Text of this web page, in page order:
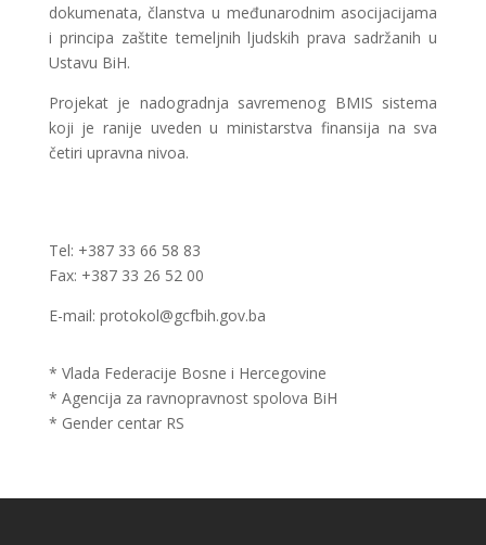
dokumenata, članstva u međunarodnim asocijacijama
i principa zaštite temeljnih ljudskih prava sadržanih u
Ustavu BiH.
Projekat je nadogradnja savremenog BMIS sistema
koji je ranije uveden u ministarstva finansija na sva
četiri upravna nivoa.
Tel: +387 33 66 58 83
Fax: +387 33 26 52 00
E-mail: protokol@gcfbih.gov.ba
* Vlada Federacije Bosne i Hercegovine
* Agencija za ravnopravnost spolova BiH
* Gender centar RS